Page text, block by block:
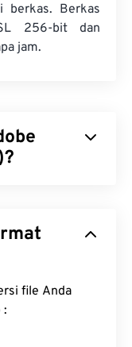
berkas. Berkas
256-bit dan
jam.
daring
untuk
F4V
file Anda
: